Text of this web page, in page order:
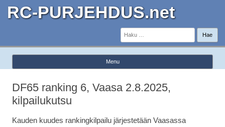
RC-PURJEHDUS.net
Haku:
Menu
DF65 ranking 6, Vaasa 2.8.2025,
kilpailukutsu
Kauden kuudes rankingkilpailu järjestetään Vaasassa